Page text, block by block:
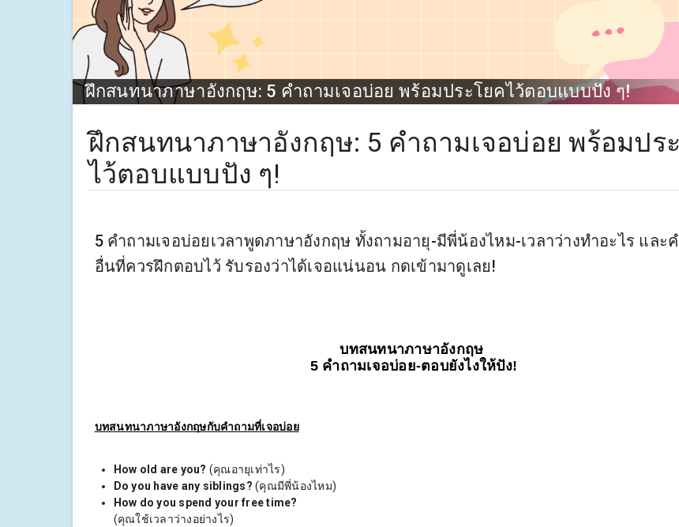
ฝึกสนทนาภาษาอังกฤษ: 5 คำถามเจอบ่อย พร้อมประโยคไว้ตอบแบบปัง ๆ!
ฝึกสนทนาภาษาอังกฤษ: 5 คำถามเจอบ่อย พร้อมปร
ไว้ตอบแบบปัง ๆ!
5 คำถามเจอบ่อยเวลาพูดภาษาอังกฤษ ทั้งถามอายุ-มีพี่น้องไหม-เวลาว่างทำอะไร และ
อื่นที่ควรฝึกตอบไว้ รับรองว่าได้เจอแน่นอน กดเข้ามาดูเลย!
บทสนทนาภาษาอังกฤษ
5 คำถามเจอบ่อย-ตอบยังไงให้ปัง!
บทสนทนาภาษาอังกฤษกับคำถามที่เจอบ่อย
How old are you? (คุณอายุเท่าไร)
Do you have any siblings? (คุณมีพี่น้องไหม)
How do you spend your free time?
(คุณใช้เวลาว่างอย่างไร)